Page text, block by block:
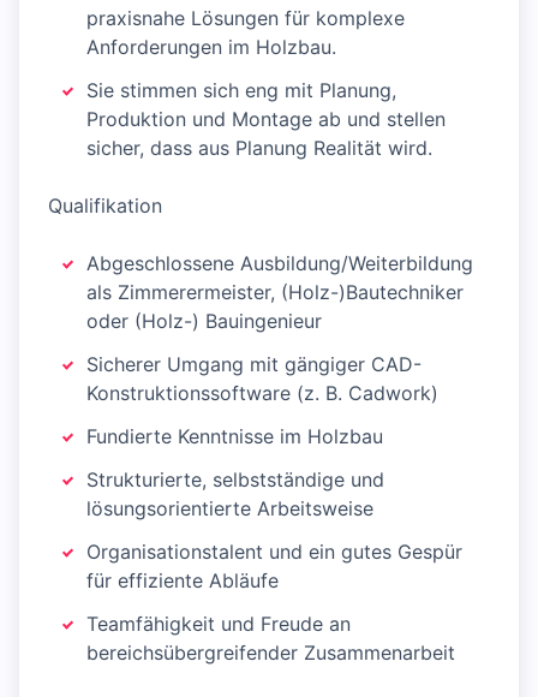
praxisnahe Lösungen für komplexe
Anforderungen im Holzbau.
Sie stimmen sich eng mit Planung,
Produktion und Montage ab und stellen
sicher, dass aus Planung Realität wird.
Qualifikation
Abgeschlossene Ausbildung/Weiterbildung
als Zimmerermeister, (Holz-)Bautechniker
oder (Holz-) Bauingenieur
Sicherer Umgang mit gängiger CAD-
Konstruktionssoftware (z. B. Cadwork)
Fundierte Kenntnisse im Holzbau
Strukturierte, selbstständige und
lösungsorientierte Arbeitsweise
Organisationstalent und ein gutes Gespür
für effiziente Abläufe
Teamfähigkeit und Freude an
bereichsübergreifender Zusammenarbeit